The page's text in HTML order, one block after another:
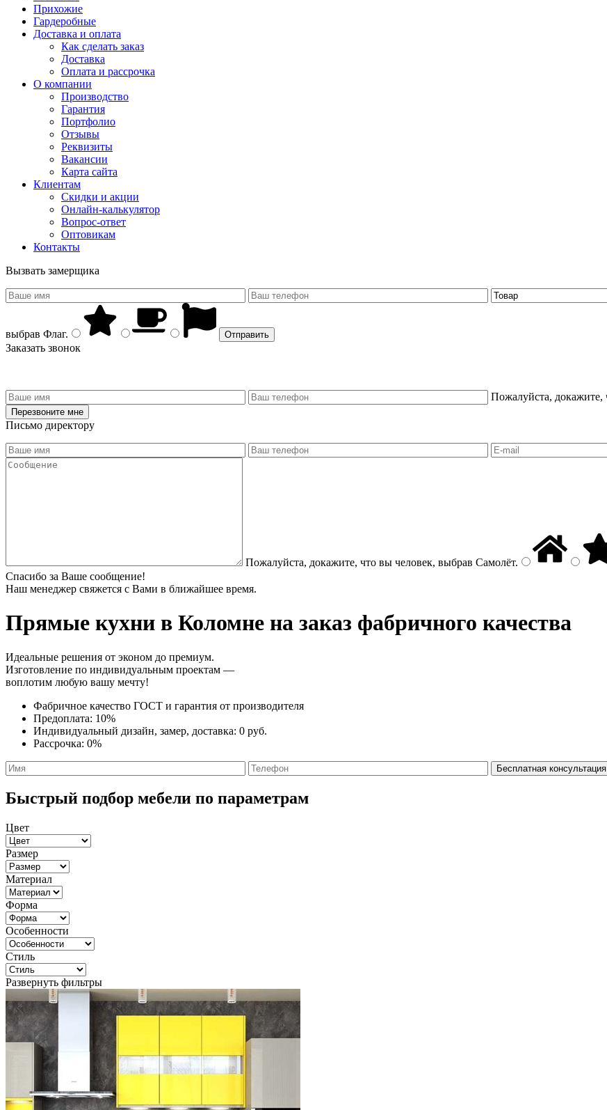
Прихожие
Гардеробные
Доставка и оплата
Как сделать заказ
Доставка
Оплата и рассрочка
О компании
Производство
Гарантия
Портфолио
Отзывы
Реквизиты
Вакансии
Карта сайта
Клиентам
Скидки и акции
Онлайн-калькулятор
Вопрос-ответ
Оптовикам
Контакты
Вызвать замерщика
выбрав Флаг.
Заказать звонок
Пожалуйста, докажите,
Письмо директору
Пожалуйста, докажите, что вы человек, выбрав Самолёт.
Спасибо за Ваше сообщение!
Наш менеджер свяжется с Вами в ближайшее время.
Прямые кухни в Коломне на заказ фабричного качества
Идеальные решения от эконом до премиум.
Изготовление по индивидуальным проектам —
воплотим любую вашу мечту!
Фабричное качество ГОСТ и гарантия от производителя
Предоплата: 10%
Индивидуальный дизайн, замер, доставка: 0 руб.
Рассрочка: 0%
Быстрый подбор мебели по параметрам
Цвет
Размер
Материал
Форма
Особенности
Стиль
Развернуть фильтры